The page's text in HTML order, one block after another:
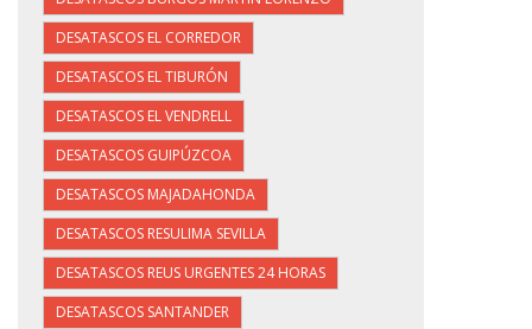
DESATASCOS EL CORREDOR
DESATASCOS EL TIBURÓN
DESATASCOS EL VENDRELL
DESATASCOS GUIPÚZCOA
DESATASCOS MAJADAHONDA
DESATASCOS RESULIMA SEVILLA
DESATASCOS REUS URGENTES 24 HORAS
DESATASCOS SANTANDER